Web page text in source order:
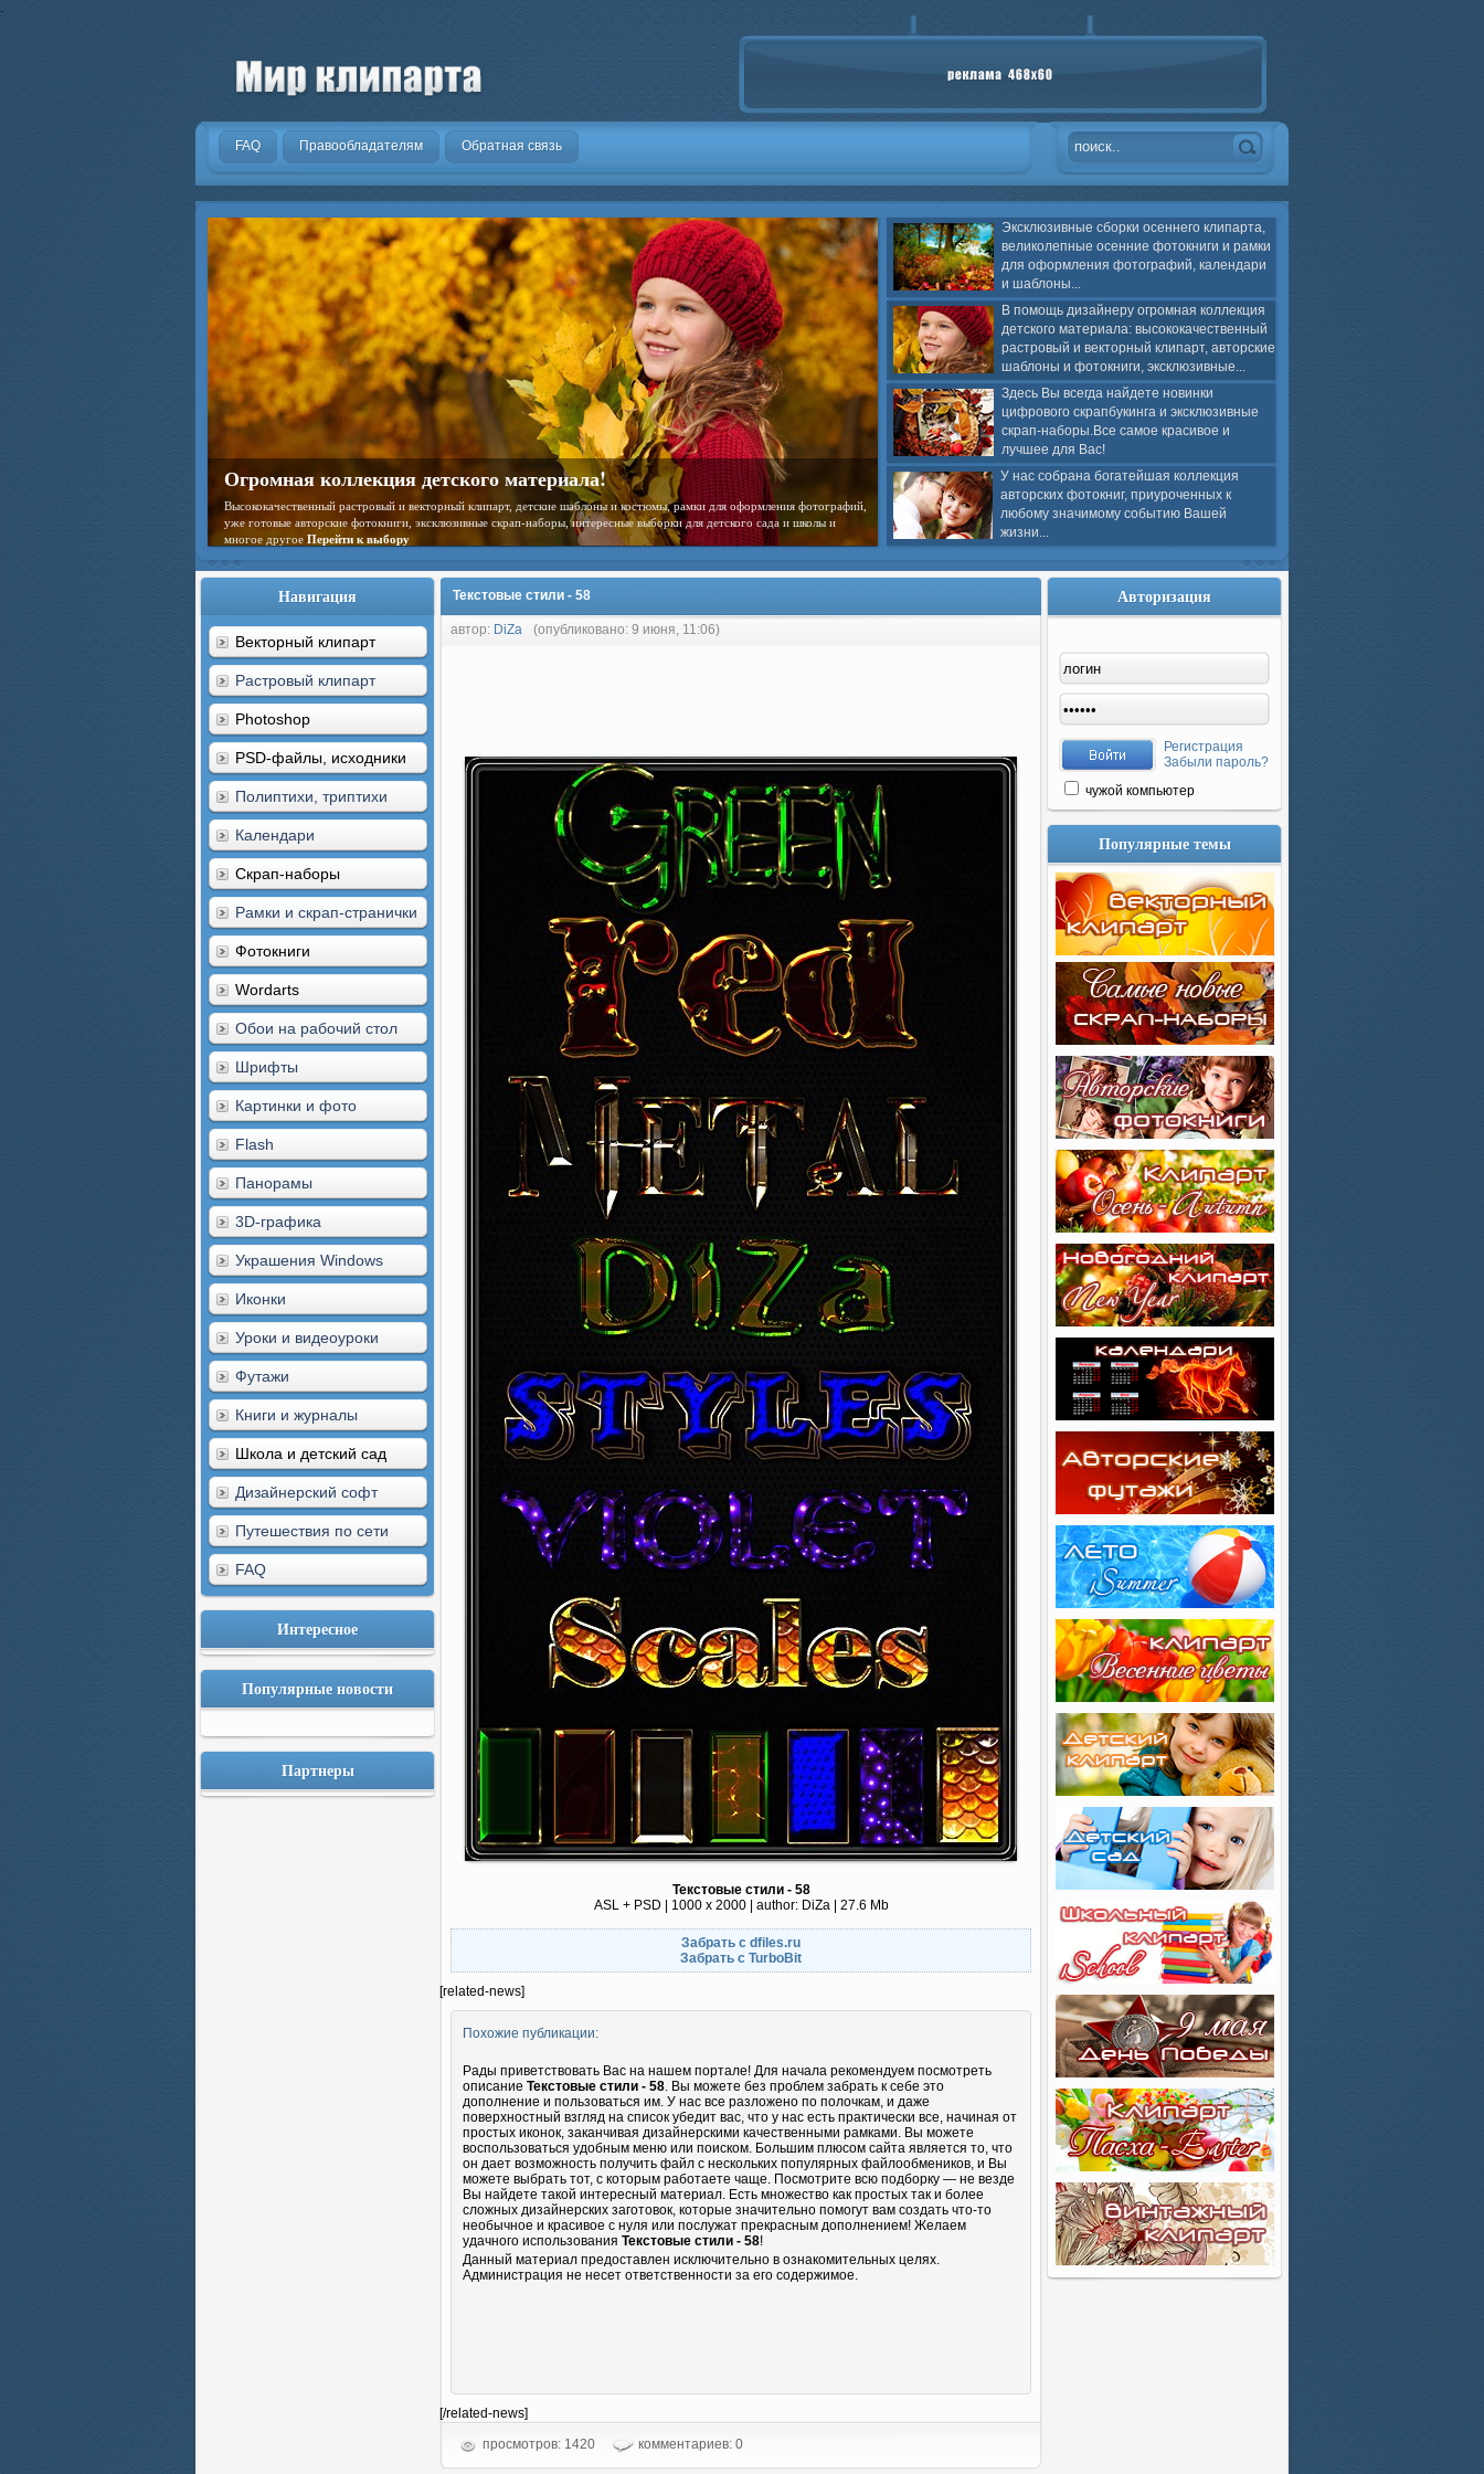
.
FAQ Правообладателям Обратная связь
Эксклюзивные сборки осеннего клипарта,
великолепные осенние фотокниги и рамки
для оформления фотографий, календари
и шаблоны...
В помощь дизайнеру огромная коллекция
детского материала: высококачественный
растровый и векторный клипарт, авторские
шаблоны и фотокниги, эксклюзивные...
Здесь Вы всегда найдете новинки
цифрового скрапбукинга и эксклюзивные
скрап-наборы.Все самое красивое и
лучшее для Вас!
У нас собрана богатейшая коллекция
авторских фотокниг, приуроченных к
любому значимому событию Вашей
жизни...
Огромная коллекция детского материала!
Высококачественный растровый и векторный клипарт, детские шаблоны и костюмы, рамки для оформления фотографий,
уже готовые авторские фотокниги, эксклюзивные скрап-наборы, интересные выборки для детского сада и школы и
многое другое Перейти к выбору
Навигация
Векторный клипарт
Растровый клипарт
Photoshop
PSD-файлы, исходники
Полиптихи, триптихи
Календари
Скрап-наборы
Рамки и скрап-странички
Фотокниги
Wordarts
Обои на рабочий стол
Шрифты
Картинки и фото
Flash
Панорамы
3D-графика
Украшения Windows
Иконки
Уроки и видеоуроки
Футажи
Книги и журналы
Школа и детский сад
Дизайнерский софт
Путешествия по сети
FAQ
Интересное
Популярные новости
Партнеры
Текстовые стили - 58
автор: DiZa (опубликовано: 9 июня, 11:06)
Текстовые стили - 58
ASL + PSD | 1000 x 2000 | author: DiZa | 27.6 Mb
Забрать с dfiles.ru
Забрать с TurboBit
[related-news]
Похожие публикации:
Рады приветствовать Вас на нашем портале! Для начала рекомендуем посмотреть
описание Текстовые стили - 58. Вы можете без проблем забрать к себе это
дополнение и пользоваться им. У нас все разложено по полочкам, и даже
поверхностный взгляд на список убедит вас, что у нас есть практически все, начиная от
простых иконок, заканчивая дизайнерскими качественными рамками. Вы можете
воспользоваться удобным меню или поиском. Большим плюсом сайта является то, что
он дает возможность получить файл с нескольких популярных файлообмеников, и Вы
можете выбрать тот, с которым работаете чаще. Посмотрите всю подборку — не везде
Вы найдете такой интересный материал. Есть множество как простых так и более
сложных дизайнерских заготовок, которые значительно помогут вам создать что-то
необычное и красивое с нуля или послужат прекрасным дополнением! Желаем
удачного использования Текстовые стили - 58!
Данный материал предоставлен исключительно в ознакомительных целях.
Администрация не несет ответственности за его содержимое.
[/related-news]
просмотров: 1420
комментариев: 0
Авторизация
Регистрация
Забыли пароль?
чужой компьютер
Популярные темы